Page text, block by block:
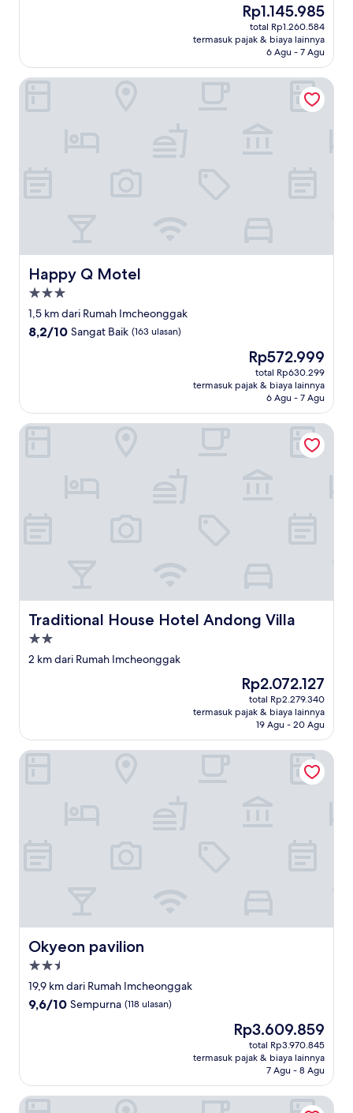
Harga
sekarang
Rp1.145.985
Rp1.145.985
total Rp1.260.584
termasuk pajak & biaya lainnya
6 Agu - 7 Agu
Happy Q Motel
Happy Q Motel
Properti
bintang
3.0
1,5 km dari Rumah Imcheonggak
8.2
ulasan)
8,2/10 Sangat Baik (163 ulasan)
Harga
sekarang
Rp572.999
Rp572.999
total Rp630.299
termasuk pajak & biaya lainnya
6 Agu - 7 Agu
Happy Q Motel
Traditional House Hotel Andong Villa
Traditional House Hotel Andong Villa
Properti
bintang
2 km dari Rumah Imcheonggak
Harga
sekarang
Rp2.072.127
Rp2.072.127
total Rp2.279.340
termasuk pajak & biaya lainnya
19 Agu - 20 Agu
Traditional House Hotel Andong Villa
Okyeon pavilion
Okyeon pavilion
Properti
bintang
2.5
19,9 km dari Rumah Imcheonggak
9.6
9,6/10 Sempurna (118 ulasan)
Harga
sekarang
Rp3.609.859
Rp3.609.859
total Rp3.970.845
termasuk pajak & biaya lainnya
7 Agu - 8 Agu
Okyeon pavilion
Jukheon Traditional House